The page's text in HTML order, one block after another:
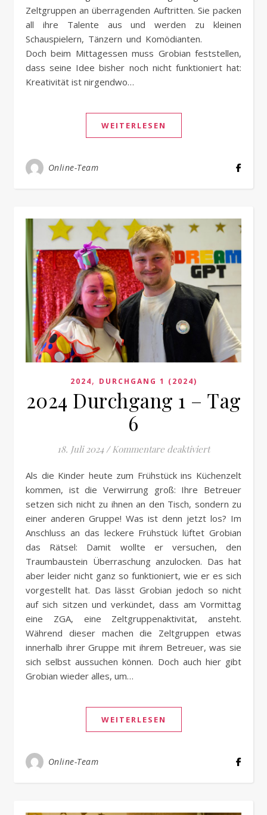
Zeltgruppen an überragenden Auftritten. Sie packen
all ihre Talente aus und werden zu kleinen
Schauspielern, Tänzern und Komödianten.
Doch beim Mittagessen muss Grobian feststellen,
dass seine Idee bisher noch nicht funktioniert hat:
Kreativität ist nirgendwo…
WEITERLESEN
Online-Team
2024, DURCHGANG 1 (2024)
2024 Durchgang 1 – Tag
6
18. Juli 2024 / Kommentare deaktiviertfür 2024
Als die Kinder heute zum Frühstück ins Küchenzelt
kommen, ist die Verwirrung groß: Ihre Betreuer
setzen sich nicht zu ihnen an den Tisch, sondern zu
einer anderen Gruppe! Was ist denn jetzt los? Im
Anschluss an das leckere Frühstück lüftet Grobian
das Rätsel: Damit wollte er versuchen, den
Traumbaustein Überraschung anzulocken. Das hat
aber leider nicht ganz so funktioniert, wie er es sich
vorgestellt hat. Das lässt Grobian jedoch so nicht
auf sich sitzen und verkündet, dass am Vormittag
eine ZGA, eine Zeltgruppenaktivität, ansteht.
Während dieser machen die Zeltgruppen etwas
innerhalb ihrer Gruppe mit ihrem Betreuer, was sie
sich selbst aussuchen können. Doch auch hier gibt
Grobian wieder alles, um…
WEITERLESEN
Online-Team